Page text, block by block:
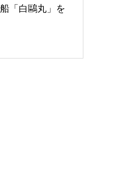
「白鷗丸」を